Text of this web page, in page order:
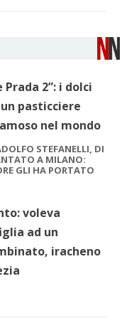
2”: i dolci
pasticciere
nel mondo
STEFANELLI, DI
A MILANO:
GLI HA PORTATO
voleva
ad un
iracheno